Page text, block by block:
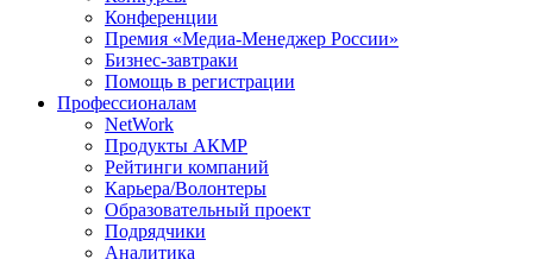
Конференции
Премия «Медиа-Менеджер России»
Бизнес-завтраки
Помощь в регистрации
Профессионалам
NetWork
Продукты АКМР
Рейтинги компаний
Карьера/Волонтеры
Образовательный проект
Подрядчики
Аналитика